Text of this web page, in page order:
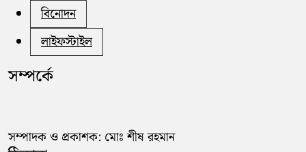
বিনোদন
লাইফস্টাইল
সম্পর্কে
সম্পাদক ও প্রকাশক: মোঃ শীষ রহমান